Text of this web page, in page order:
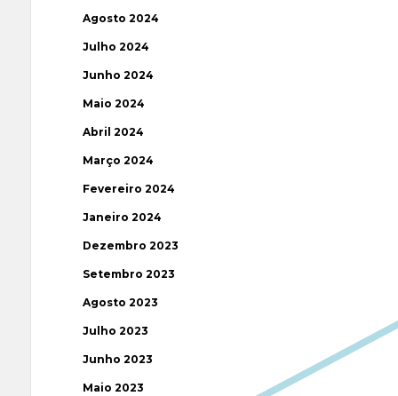
Agosto 2024
Julho 2024
Junho 2024
Maio 2024
Abril 2024
Março 2024
Fevereiro 2024
Janeiro 2024
Dezembro 2023
Setembro 2023
Agosto 2023
Julho 2023
Junho 2023
Maio 2023